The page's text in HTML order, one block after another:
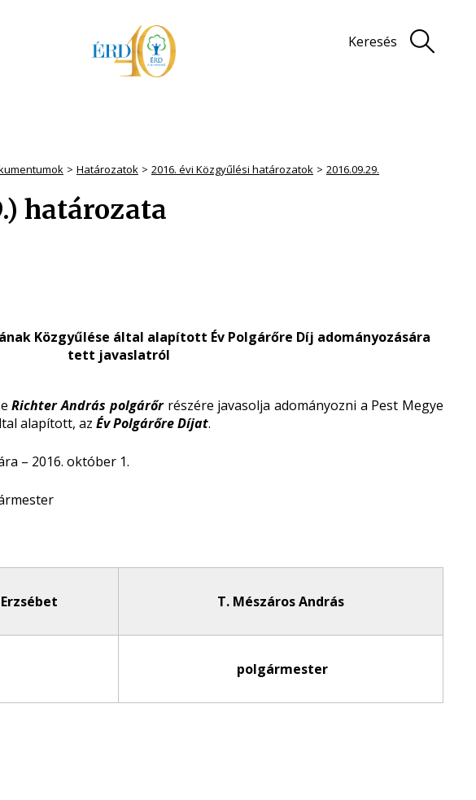
Keresés
Határozatok 2016. évi Közgyűlési határozatok 2016.09.29.
határozata
Közgyűlése által alapított Év Polgárőre Díj adományozására
tett javaslatról
Richter András polgárőrrészére javasolja adományozni a Pest Megye
alapított, az Év Polgárőre Díjat.
– 2016. október 1.
T. Mészáros András
polgármester